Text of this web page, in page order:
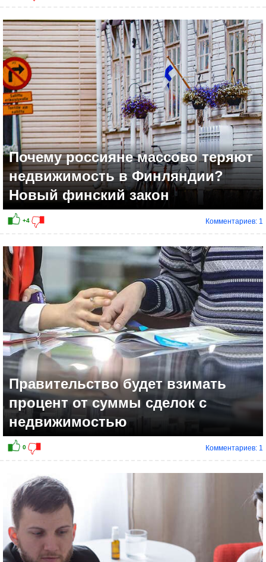
Почему россияне массово теряют
недвижимость в Финляндии?
Новый финский закон
Комментариев: 1
Правительство будет взимать
процент от суммы сделок с
недвижимостью
Комментариев: 1